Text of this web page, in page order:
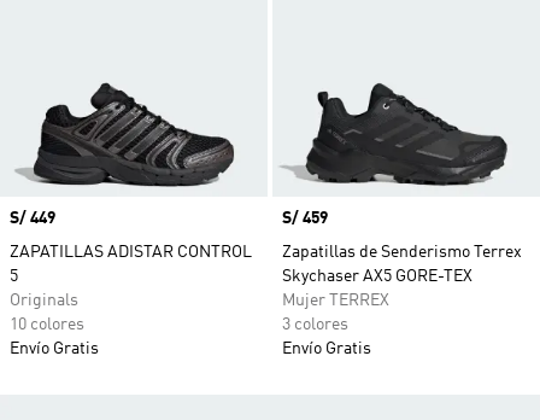
Precio
S/ 449
ZAPATILLAS ADISTAR CONTROL
5
Originals
10 colores
Envío Gratis
Precio
S/ 459
Zapatillas de Senderismo Terrex
Skychaser AX5 GORE-TEX
Mujer TERREX
3 colores
Envío Gratis